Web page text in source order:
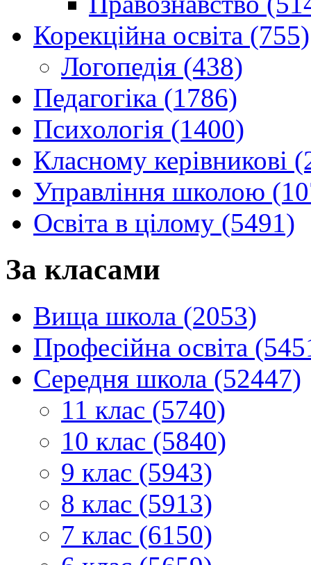
Корекційна освіта (755)
Логопедія (438)
Педагогіка (1786)
Психологія (1400)
Класному керівникові
Управління школою
Освіта в цілому (5491)
За класами
Вища школа (2053)
Професійна освіта
Середня школа (52447)
11 клас (5740)
10 клас (5840)
9 клас (5943)
8 клас (5913)
7 клас (6150)